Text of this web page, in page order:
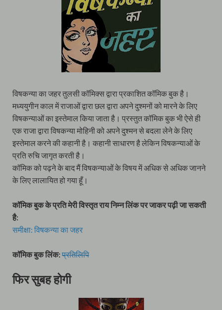
विषकन्या का जहर तुलसी कॉमिक्स द्वारा प्रकाशित कॉमिक बुक है।
मध्ययुगीन काल में राजाओं द्वारा छल द्वारा अपने दुश्मनों को मारने के लिए
विषकन्याओं का इस्तेमाल किया जाता है। प्रस्तुत कॉमिक बुक भी ऐसे ही
एक राजा द्वारा विषकन्या मोहिनी को अपने दुश्मन से बदला लेने के लिए
इस्तेमाल करने की कहानी है। कहानी साधारण है लेकिन विषकन्याओं के
प्रति रुचि जागृत करती है।
कॉमिक को पढ़ने के बाद मैं विषकन्याओं के विषय में अधिक से अधिक जानने
के लिए लालायित हो गया हूँ।
कॉमिक बुक के प्रति मेरी विस्तृत राय निम्न लिंक पर जाकर पढ़ी जा सकती
है:
समीक्षा: विषकन्या का जहर
कॉमिक बुक लिंक:प्रतिलिपि
फिर सुबह होगी